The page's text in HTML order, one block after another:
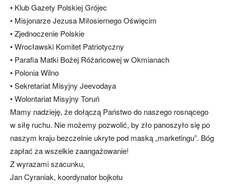
• Klub Gazety Polskiej Grójec
• Misjonarze Jezusa Miłosiernego Oświęcim
• Zjednoczenie Polskie
• Wrocławski Komitet Patriotyczny
• Parafia Matki Bożej Różańcowej w Okmianach
• Polonia Wilno
• Sekretariat Misyjny Jeevodaya
• Wolontariat Misyjny Toruń
Mamy nadzieję, że dołączą Państwo do naszego rosnącego
w siłę ruchu. Nie możemy pozwolić, by zło panoszyło się po
naszym kraju bezczelnie ukryte pod maską „marketingu”. Bóg
zapłać za wszelkie zaangażowanie!
Z wyrazami szacunku,
Jan Cyraniak, koordynator bojkotu